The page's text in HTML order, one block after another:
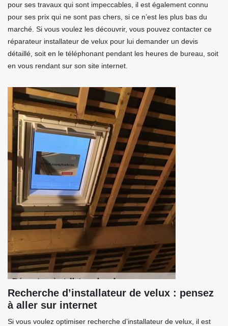
pour ses travaux qui sont impeccables, il est également connu
pour ses prix qui ne sont pas chers, si ce n’est les plus bas du
marché. Si vous voulez les découvrir, vous pouvez contacter ce
réparateur installateur de velux pour lui demander un devis
détaillé, soit en le téléphonant pendant les heures de bureau, soit
en vous rendant sur son site internet.
Recherche d’installateur de velux : pensez
à aller sur internet
Si vous voulez optimiser recherche d’installateur de velux, il est